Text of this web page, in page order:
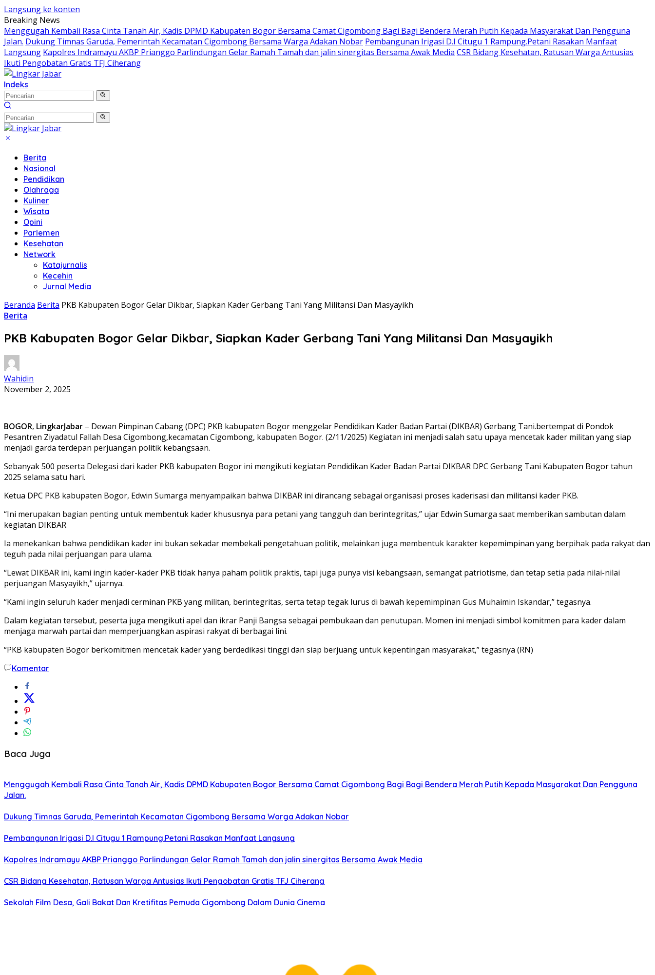
Langsung ke konten
Breaking News
Menggugah Kembali Rasa Cinta Tanah Air, Kadis DPMD Kabupaten Bogor Bersama Camat Cigombong Bagi Bagi Bendera Merah Putih Kepada Masyarakat Dan Pengguna
Jalan. Dukung Timnas Garuda, Pemerintah Kecamatan Cigombong Bersama Warga Adakan Nobar Pembangunan Irigasi D.I Citugu 1 Rampung.Petani Rasakan Manfaat
Langsung Kapolres Indramayu AKBP Prianggo Parlindungan Gelar Ramah Tamah dan jalin sinergitas Bersama Awak Media CSR Bidang Kesehatan, Ratusan Warga Antusias
Ikuti Pengobatan Gratis TFJ Ciherang
Indeks
Berita
Nasional
Pendidikan
Olahraga
Kuliner
Wisata
Opini
Parlemen
Kesehatan
Network
Katajurnalis
Kecehin
Jurnal Media
Beranda Berita PKB Kabupaten Bogor Gelar Dikbar, Siapkan Kader Gerbang Tani Yang Militansi Dan Masyayikh
Berita
PKB Kabupaten Bogor Gelar Dikbar, Siapkan Kader Gerbang Tani Yang Militansi Dan Masyayikh
Wahidin
November 2, 2025
BOGOR, LingkarJabar – Dewan Pimpinan Cabang (DPC) PKB kabupaten Bogor menggelar Pendidikan Kader Badan Partai (DIKBAR) Gerbang Tani.bertempat di Pondok
Pesantren Ziyadatul Fallah Desa Cigombong,kecamatan Cigombong, kabupaten Bogor. (2/11/2025) Kegiatan ini menjadi salah satu upaya mencetak kader militan yang siap
menjadi garda terdepan perjuangan politik kebangsaan.
Sebanyak 500 peserta Delegasi dari kader PKB kabupaten Bogor ini mengikuti kegiatan Pendidikan Kader Badan Partai DIKBAR DPC Gerbang Tani Kabupaten Bogor tahun
2025 selama satu hari.
Ketua DPC PKB kabupaten Bogor, Edwin Sumarga menyampaikan bahwa DIKBAR ini dirancang sebagai organisasi proses kaderisasi dan militansi kader PKB.
“Ini merupakan bagian penting untuk membentuk kader khususnya para petani yang tangguh dan berintegritas,” ujar Edwin Sumarga saat memberikan sambutan dalam
kegiatan DIKBAR
Ia menekankan bahwa pendidikan kader ini bukan sekadar membekali pengetahuan politik, melainkan juga membentuk karakter kepemimpinan yang berpihak pada rakyat dan
teguh pada nilai perjuangan para ulama.
“Lewat DIKBAR ini, kami ingin kader-kader PKB tidak hanya paham politik praktis, tapi juga punya visi kebangsaan, semangat patriotisme, dan tetap setia pada nilai-nilai
perjuangan Masyayikh,” ujarnya.
“Kami ingin seluruh kader menjadi cerminan PKB yang militan, berintegritas, serta tetap tegak lurus di bawah kepemimpinan Gus Muhaimin Iskandar,” tegasnya.
Dalam kegiatan tersebut, peserta juga mengikuti apel dan ikrar Panji Bangsa sebagai pembukaan dan penutupan. Momen ini menjadi simbol komitmen para kader dalam
menjaga marwah partai dan memperjuangkan aspirasi rakyat di berbagai lini.
“PKB kabupaten Bogor berkomitmen mencetak kader yang berdedikasi tinggi dan siap berjuang untuk kepentingan masyarakat,” tegasnya (RN)
Komentar
Baca Juga
Menggugah Kembali Rasa Cinta Tanah Air, Kadis DPMD Kabupaten Bogor Bersama Camat Cigombong Bagi Bagi Bendera Merah Putih Kepada Masyarakat Dan Pengguna
Jalan.
Dukung Timnas Garuda, Pemerintah Kecamatan Cigombong Bersama Warga Adakan Nobar
Pembangunan Irigasi D.I Citugu 1 Rampung.Petani Rasakan Manfaat Langsung
Kapolres Indramayu AKBP Prianggo Parlindungan Gelar Ramah Tamah dan jalin sinergitas Bersama Awak Media
CSR Bidang Kesehatan, Ratusan Warga Antusias Ikuti Pengobatan Gratis TFJ Ciherang
Sekolah Film Desa, Gali Bakat Dan Kretifitas Pemuda Cigombong Dalam Dunia Cinema